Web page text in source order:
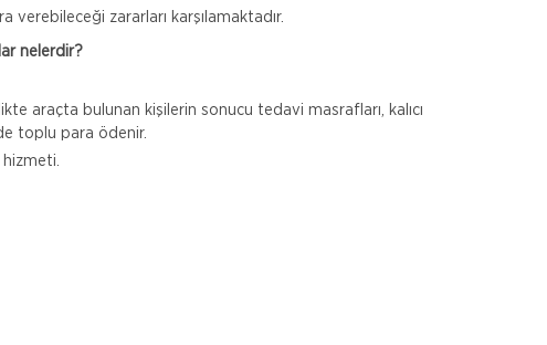
verebileceği zararları karşılamaktadır.
nelerdir?
araçta bulunan kişilerin sonucu tedavi masrafları, kalıcı
toplu para ödenir.